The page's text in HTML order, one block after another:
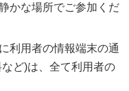
かな場所でご参加くだ
利用者の情報端末の通
ど)は、全て利用者の